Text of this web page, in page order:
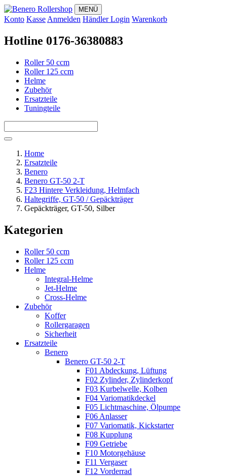
MENÜ
Konto Kasse Anmelden Händler Login Warenkorb
Hotline 0176-36380883
Roller 50 ccm
Roller 125 ccm
Helme
Zubehör
Ersatzteile
Tuningteile
Home
Ersatzteile
Benero
Benero GT-50 2-T
F23 Hintere Verkleidung, Helmfach
Haltegriffe, GT-50 / Gepäckträger
Gepäckträger, GT-50, Silber
Kategorien
Roller 50 ccm
Roller 125 ccm
Helme
Integral-Helme
Jet-Helme
Cross-Helme
Zubehör
Koffer
Rollergaragen
Sicherheit
Ersatzteile
Benero
Benero GT-50 2-T
F01 Abdeckung, Lüftung
F02 Zylinder, Zylinderkopf
F03 Kurbelwelle, Kolben
F04 Variomatikdeckel
F05 Lichtmaschine, Ölpumpe
F06 Anlasser
F07 Variomatik, Kickstarter
F08 Kupplung
F09 Getriebe
F10 Motorgehäuse
F11 Vergaser
F12 Vorderrad